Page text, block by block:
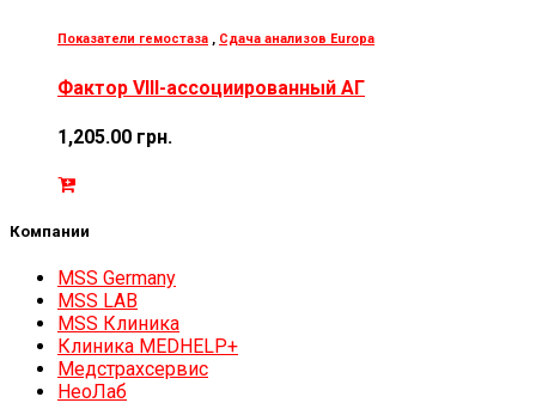
Показатели гемостаза , Сдача анализов Europa
Фактор VIII-ассоциированный АГ
1,205.00 грн.
Компании
MSS Germany
MSS LAB
MSS Клиника
Клиника MEDHELP+
Медстрахсервис
НеоЛаб